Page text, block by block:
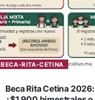
BECA-RITA-CETINA
Beca Rita Cetina 2026: